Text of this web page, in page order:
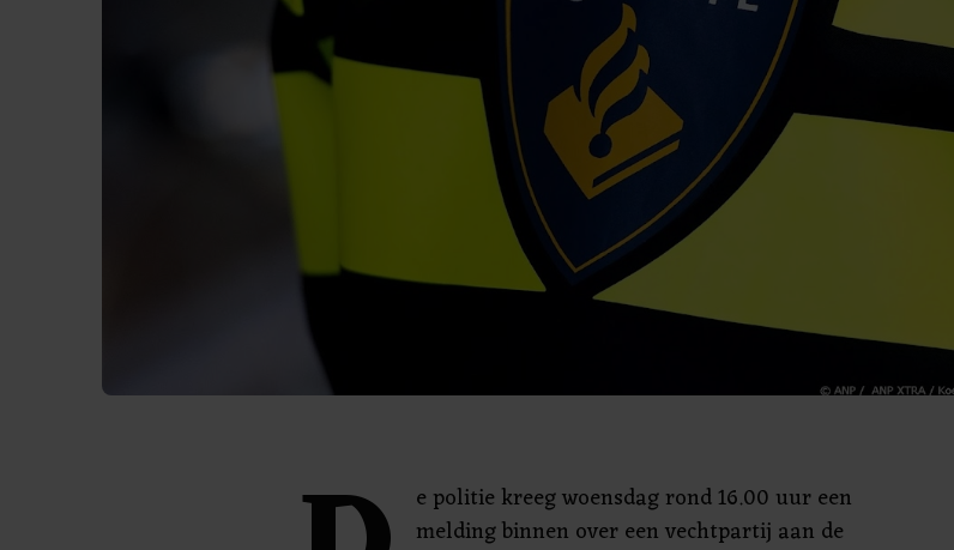
e politie kreeg woensdag rond 16.00 uur een
melding binnen over een vechtpartij aan de